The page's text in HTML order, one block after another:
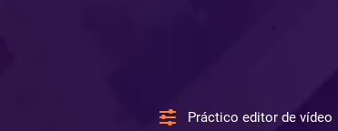
Práctico editor de vídeo